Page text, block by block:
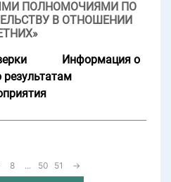
ПОЛНОМОЧИЯМИ ПО
В ОТНОШЕНИИ
Информация о
8 ... 50 51 →